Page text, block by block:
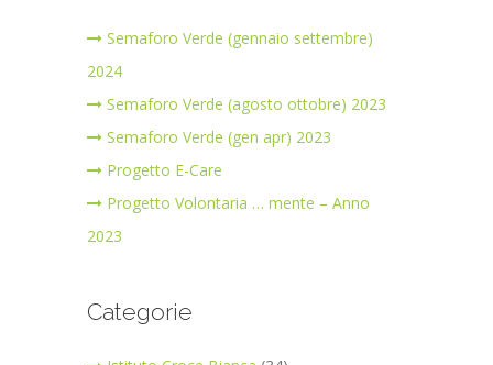
Semaforo Verde (gennaio settembre)
2024
Semaforo Verde (agosto ottobre) 2023
Semaforo Verde (gen apr) 2023
Progetto E-Care
Progetto Volontaria … mente – Anno
2023
Categorie